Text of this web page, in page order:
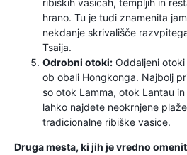
ribiških vasicah, templjih in
hrano. Tu je tudi znamenita
nekdanje skrivališče
Tsaija.
Odrobni otoki: Oddaljeni
ob obali Hongkonga. Najbolj
so otok Lamma, otok Lantau
lahko najdete neokrnjene
tradicionalne ribiške vasice.
Druga mesta, ki jih je vredno